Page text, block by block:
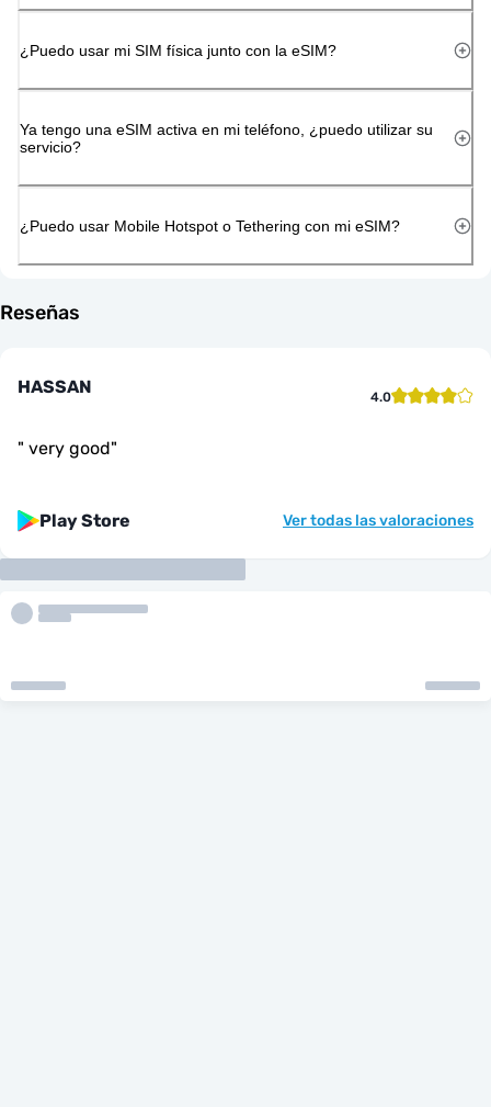
¿Puedo usar mi SIM física junto con la eSIM?
Ya tengo una eSIM activa en mi teléfono, ¿puedo utilizar su
servicio?
¿Puedo usar Mobile Hotspot o Tethering con mi eSIM?
Reseñas
HASSAN 4.0
" very good"
Play Store Ver todas las valoraciones